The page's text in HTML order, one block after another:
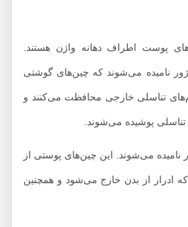
پوست اطراف دهانه واژن هستند.
نامیده می‌شوند که چین‌های گوشتی
تناسلی خارجی محافظت می‌کنند و
پوشیده می‌شوند.
می‌شوند. این چین‌های پوستی از
از بدن خارج می‌شود و همچنین